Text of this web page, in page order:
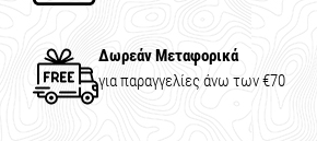
Δωρεάν Μεταφορικά
για παραγγελίες άνω των €70